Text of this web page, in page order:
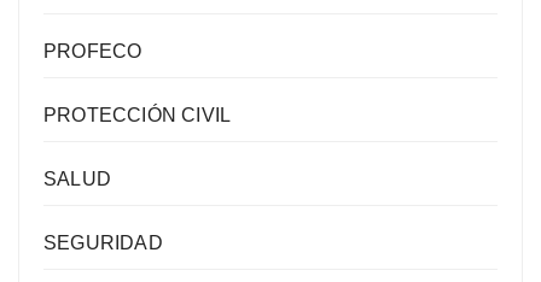
PROFECO
PROTECCIÓN CIVIL
SALUD
SEGURIDAD